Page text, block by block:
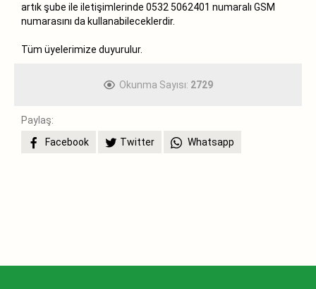
artık şube ile iletişimlerinde 0532 5062401 numaralı GSM
numarasını da kullanabileceklerdir.
Tüm üyelerimize duyurulur.
Okunma Sayısı: 2729
Paylaş:
Facebook
Twitter Whatsapp